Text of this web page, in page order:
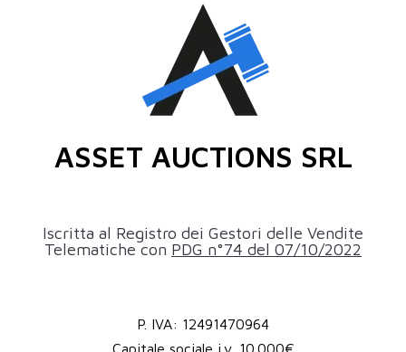
ASSET AUCTIONS SRL
Iscritta al Registro dei Gestori delle Vendite
Telematiche con PDG n°74 del 07/10/2022
P. IVA: 12491470964
Capitale sociale i.v. 10.000€